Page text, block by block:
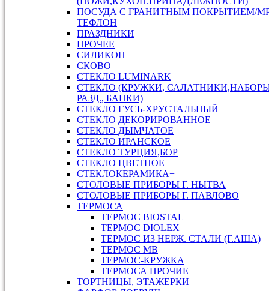
ПОСУДА С ГРАНИТНЫМ ПОКРЫТИЕМ/
ТЕФЛОН
ПРАЗДНИКИ
ПРОЧЕЕ
СИЛИКОН
СКОВО
СТЕКЛО LUMINARK
СТЕКЛО (КРУЖКИ,
РАЗД., БАНКИ)
СТЕКЛО ГУСЬ-ХРУСТАЛЬНЫЙ
СТЕКЛО ДЕКОРИРОВАННОЕ
СТЕКЛО ДЫМЧАТОЕ
СТЕКЛО ИРАНСКОЕ
СТЕКЛО ТУРЦИЯ,БОР
СТЕКЛО ЦВЕТНОЕ
СТЕКЛОКЕРАМИКА+
СТОЛОВЫЕ ПРИБОРЫ Г. НЫТВА
СТОЛОВЫЕ ПРИБОРЫ Г. ПАВЛОВО
ТЕРМОСА
ТЕРМОС BIOSTAL
ТЕРМОС DIOLEX
ТЕРМОС ИЗ НЕРЖ. СТАЛИ (Г.АША)
ТЕРМОС МВ
ТЕРМОС-КРУЖКА
ТЕРМОСА ПРОЧИЕ
ТОРТНИЦЫ, ЭТАЖЕРКИ